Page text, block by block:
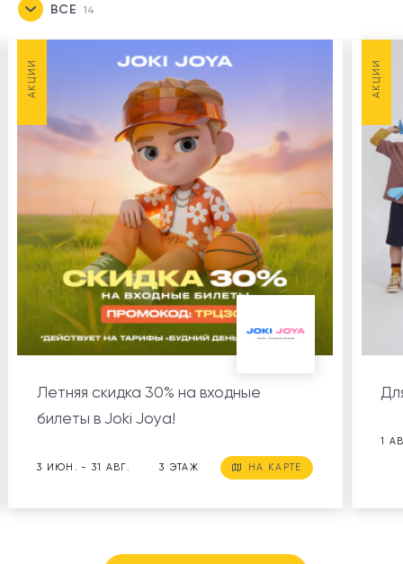
ВСЕ 14
АКЦИИ
Летняя скидка 30% на входные
билеты в Joki Joya!
3 ИЮН. - 31 АВГ. 3 ЭТАЖ НА КАРТЕ
АКЦИИ
1